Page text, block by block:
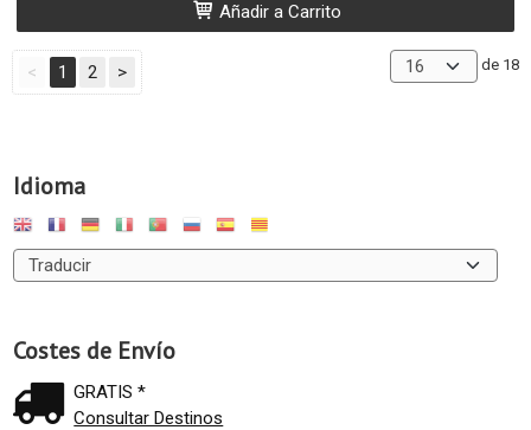
Idioma
Costes de Envío
GRATIS *
Consultar Destinos
Añadir a Carrito
< 1 2 > de 18